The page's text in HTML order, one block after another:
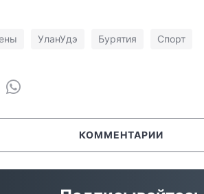
УланУдэ Бурятия Спорт
КОММЕНТАРИИ